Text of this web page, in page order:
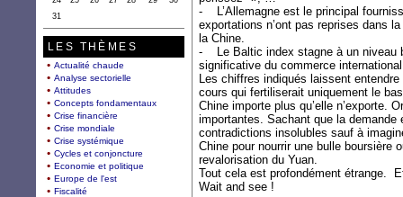
- L’Allemagne est le principal
exportations n’ont pas reprises dans
la Chine.
- Le Baltic index stagne à un niveau
significative du commerce
Les chiffres indiqués laissent
cours qui fertiliserait uniquement le
Chine importe plus qu’elle n’exporte.
importantes. Sachant que la
contradictions insolubles sauf à
Chine pour nourrir une bulle boursière
revalorisation du Yuan.
Tout cela est profondément étrange.
Wait and see !
31
LES THÈMES
Actualité chaude
Analyse sectorielle
Attitudes
Concepts fondamentaux
Crise financière
Crise mondiale
Crise systémique
Cycles et conjoncture
Economie et politique
Europe de l'est
Fiscalité